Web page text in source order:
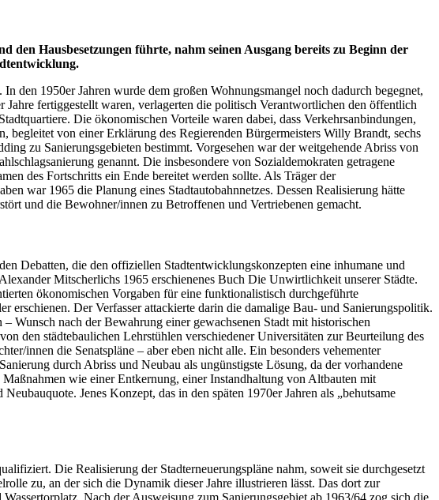
Hausbesetzungen führte, nahm seinen Ausgang bereits zu Beginn der
Stadtentwicklung.
den 1950er Jahren wurde dem großen Wohnungsmangel noch dadurch begegnet,
fertiggestellt waren, verlagerten die politisch Verantwortlichen den öffentlich
Die ökonomischen Vorteile waren dabei, dass Verkehrsanbindungen,
von einer Erklärung des Regierenden Bürgermeisters Willy Brandt, sechs
zu Sanierungsgebieten bestimmt. Vorgesehen war der weitgehende Abriss von
genannt. Die insbesondere von Sozialdemokraten getragene
des Fortschritts ein Ende bereitet werden sollte. Als Träger der
war 1965 die Planung eines Stadtautobahnnetzes. Dessen Realisierung hätte
zerstört und die Bewohner/innen zu Betroffenen und Vertriebenen gemacht.
Debatten, die den offiziellen Stadtentwicklungskonzepten eine inhumane und
Mitscherlichs 1965 erschienenes Buch Die Unwirtlichkeit unserer Städte.
ökonomischen Vorgaben für eine funktionalistisch durchgeführte
erschienen. Der Verfasser attackierte darin die damalige Bau- und Sanierungspolitik.
Wunsch nach der Bewahrung einer gewachsenen Stadt mit historischen
den städtebaulichen Lehrstühlen verschiedener Universitäten zur Beurteilung des
innen die Senatspläne – aber eben nicht alle. Ein besonders vehementer
durch Abriss und Neubau als ungünstigste Lösung, da der vorhandene
wie einer Entkernung, einer Instandhaltung von Altbauten mit
Jenes Konzept, das in den späten 1970er Jahren als „behutsame
zu sein.
Die Realisierung der Stadterneuerungspläne nahm, soweit sie durchgesetzt
zu, an der sich die Dynamik dieser Jahre illustrieren lässt. Das dort zur
Nach der Ausweisung zum Sanierungsgebiet ab 1963/64 zog sich die